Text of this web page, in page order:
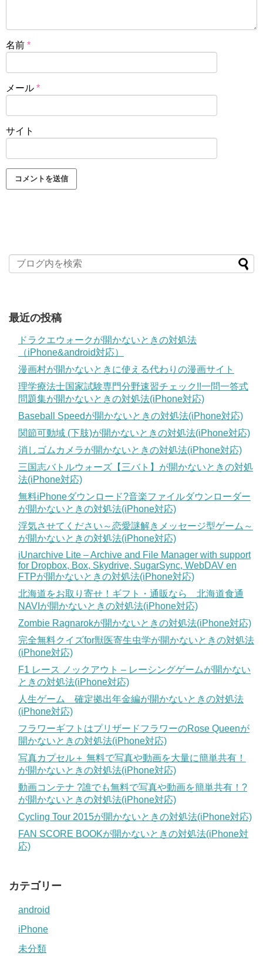
名前 *
メール *
サイト
最近の投稿
ドラクエウォークが開かないときの対処法
（iPhone&android対応）
漫画村が開かないときに使える代わりの漫画サイト
理学療法士国家試験専門分野速習チェック!!一問一答式
問題集が開かないときの対処法(iPhone対応)
Baseball Speedが開かないときの対処法(iPhone対応)
関節可動域 (下肢)が開かないときの対処法(iPhone対応)
消しゴムカメラが開かないときの対処法(iPhone対応)
三国志バトルウォーズ【三バト】が開かないときの対処
法(iPhone対応)
無料iPhoneダウンロード?音楽ファイルダウンローダー
が開かないときの対処法(iPhone対応)
浮気させてください～恋愛謎解きメッセージ型ゲーム～
が開かないときの対処法(iPhone対応)
iUnarchive Lite – Archive and File Manager with support
for Dropbox, Box, Skydrive, SugarSync, WebDAV en
FTPが開かないときの対処法(iPhone対応)
北海道をお取り寄せ！ギフト・通販なら 北海道食通
NAVIが開かないときの対処法(iPhone対応)
Zombie Ragnarokが開かないときの対処法(iPhone対応)
完全無料クイズfor獣医寄生虫学が開かないときの対処法
(iPhone対応)
F1 レース ノックアウト – レーシングゲームが開かない
ときの対処法(iPhone対応)
人生ゲーム 確定拠出年金編が開かないときの対処法
(iPhone対応)
フラワーギフトはプリザードフラワーのRose Queenが
開かないときの対処法(iPhone対応)
写真カプセル＋ 無料で写真や動画を大量に簡単共有！
が開かないときの対処法(iPhone対応)
動画コンテナ ?誰でも無料で写真や動画を簡単共有！?
が開かないときの対処法(iPhone対応)
Cycling Tour 2015が開かないときの対処法(iPhone対応)
FAN SCORE BOOKが開かないときの対処法(iPhone対
応)
カテゴリー
android
iPhone
未分類